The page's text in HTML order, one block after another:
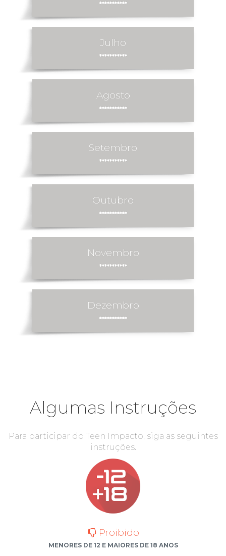
***********
Julho
***********
Agosto
***********
Setembro
***********
Outubro
***********
Novembro
***********
Dezembro
***********
Algumas Instruções
Para participar do Teen Impacto, siga as seguintes
instruções.
Proibido
MENORES DE 12 E MAIORES DE 18 ANOS